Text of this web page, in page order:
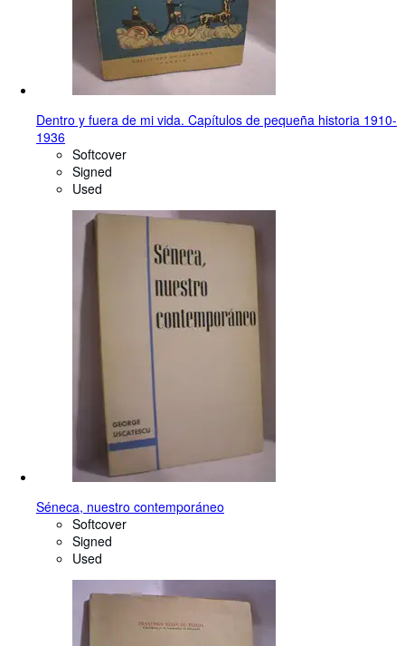
Dentro y fuera de mi vida. Capítulos de pequeña historia 1910-
1936
Softcover
Signed
Used
Séneca, nuestro contemporáneo
Softcover
Signed
Used